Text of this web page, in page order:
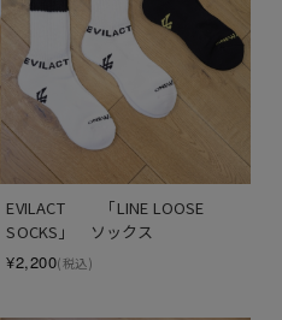
EVILACT 　　「LINE LOOSE
SOCKS」　ソックス
¥2,200(税込)